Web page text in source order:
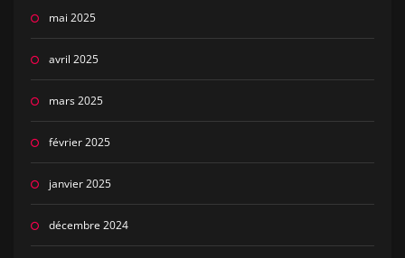
mai 2025
avril 2025
mars 2025
février 2025
janvier 2025
décembre 2024